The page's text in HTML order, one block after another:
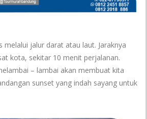
melalui jalur darat atau laut. Jaraknya
kota, sekitar 10 menit perjalanan.
– lambai akan membuat kita
sunset yang indah sayang untuk